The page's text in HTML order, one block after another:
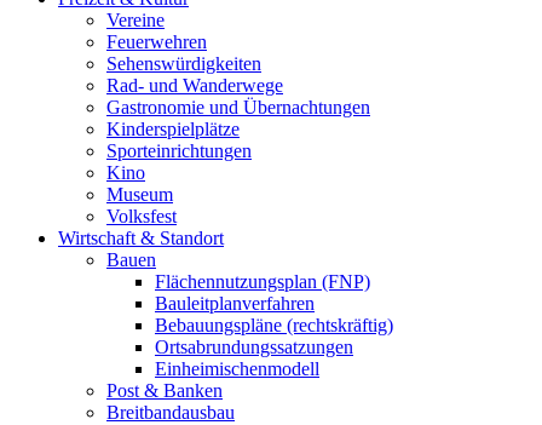
Vereine
Feuerwehren
Sehenswürdigkeiten
Rad- und Wanderwege
Gastronomie und Übernachtungen
Kinderspielplätze
Sporteinrichtungen
Kino
Museum
Volksfest
Wirtschaft & Standort
Bauen
Flächennutzungsplan (FNP)
Bauleitplanverfahren
Bebauungspläne (rechtskräftig)
Ortsabrundungssatzungen
Einheimischenmodell
Post & Banken
Breitbandausbau